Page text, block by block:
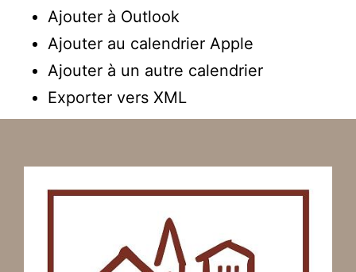
Ajouter à Outlook
Ajouter au calendrier Apple
Ajouter à un autre calendrier
Exporter vers XML